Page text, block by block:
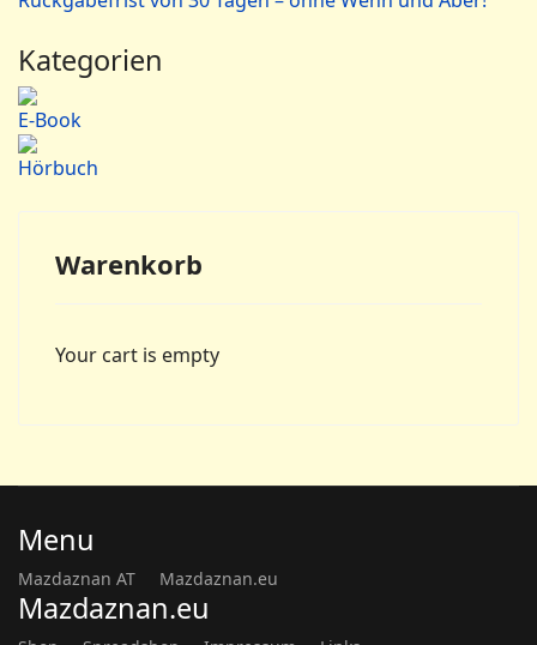
Kategorien
E-Book
Hörbuch
Warenkorb
Your cart is empty
Menu
Mazdaznan AT Mazdaznan.eu
Mazdaznan.eu